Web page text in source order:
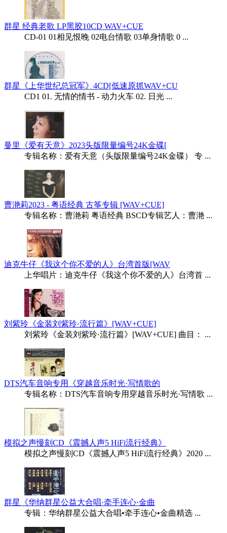
群星 经典老歌 LP黑胶10CD WAV+CUE
CD-01 01相见恨晚 02电台情歌 03单身情歌 0 ...
群星《上华世纪总冠军》4CD[低速原抓WAV+CU
CD1 01. 无情的情书 - 动力火车 02. 日光 ...
曼里《爱有天意》2023头版限量编号24K金碟[
专辑名称：爱有天意（头版限量编号24K金碟） 专 ...
曹滟莉2023 - 粤语经典 古筝专辑 [WAV+CUE]
专辑名称：曹滟莉 粤语经典 BSCD专辑艺人：曹滟 ...
迪克牛仔《我这个你不爱的人》台湾首版[WAV
上华唱片：迪克牛仔《我这个你不爱的人》台湾首 ...
刘紫玲《金装刘紫玲·流行篇》[WAV+CUE]
刘紫玲《金装刘紫玲·流行篇》[WAV+CUE] 曲目： ...
DTS汽车音响专用《穿越音乐时光·写情歌的
专辑名称：DTS汽车音响专用穿越音乐时光·写情歌 ...
模拟之声慢刻CD《震撼人声5 HiFi流行经典》
模拟之声慢刻CD《震撼人声5 HiFi流行经典》2020 ...
群星《华纳群星公益大合唱·牵手连心·金曲
专辑：华纳群星公益大合唱•牵手连心•金曲精选 ...